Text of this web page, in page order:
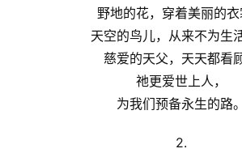
野地的花，穿着美丽的衣
天空的鸟儿，从来不为生
慈爱的天父，天天都看顾
祂更爱世上人，
为我们预备永生的路。
2.